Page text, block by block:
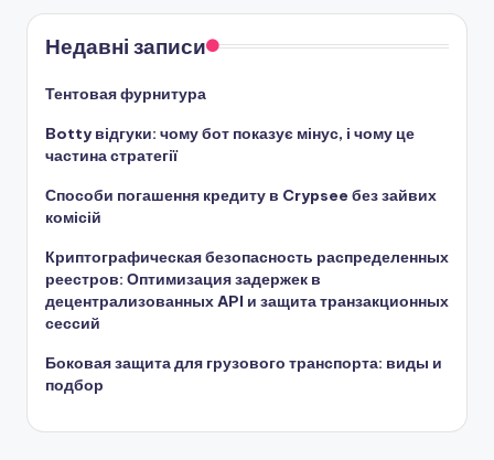
Недавні записи
Тентовая фурнитура
Botty відгуки: чому бот показує мінус, і чому це
частина стратегії
Способи погашення кредиту в Crypsee без зайвих
комісій
Криптографическая безопасность распределенных
реестров: Оптимизация задержек в
децентрализованных API и защита транзакционных
сессий
Боковая защита для грузового транспорта: виды и
подбор